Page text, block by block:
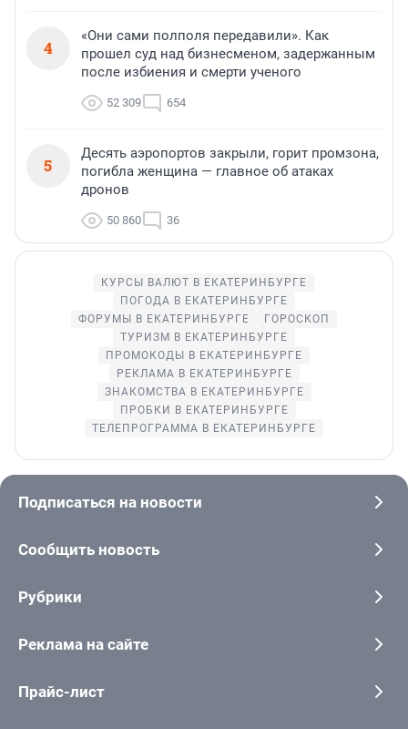
4
«Они сами полполя передавили». Как
прошел суд над бизнесменом, задержанным
после избиения и смерти ученого
52 309 654
5
Десять аэропортов закрыли, горит промзона,
погибла женщина — главное об атаках
дронов
50 860 36
КУРСЫ ВАЛЮТ В ЕКАТЕРИНБУРГЕ
ПОГОДА В ЕКАТЕРИНБУРГЕ
ФОРУМЫ В ЕКАТЕРИНБУРГЕ
ГОРОСКОП
ТУРИЗМ В ЕКАТЕРИНБУРГЕ
ПРОМОКОДЫ В ЕКАТЕРИНБУРГЕ
РЕКЛАМА В ЕКАТЕРИНБУРГЕ
ЗНАКОМСТВА В ЕКАТЕРИНБУРГЕ
ПРОБКИ В ЕКАТЕРИНБУРГЕ
ТЕЛЕПРОГРАММА В ЕКАТЕРИНБУРГЕ
Подписаться на новости
Сообщить новость
Рубрики
Реклама на сайте
Прайс-лист